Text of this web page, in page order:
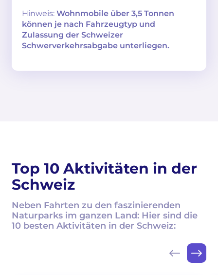
Hinweis: Wohnmobile über 3,5 Tonnen
können je nach Fahrzeugtyp und
Zulassung der Schweizer
Schwerverkehrsabgabe unterliegen.
Top 10 Aktivitäten in der
Schweiz
Neben Fahrten zu den faszinierenden
Naturparks im ganzen Land: Hier sind die
10 besten Aktivitäten in der Schweiz: